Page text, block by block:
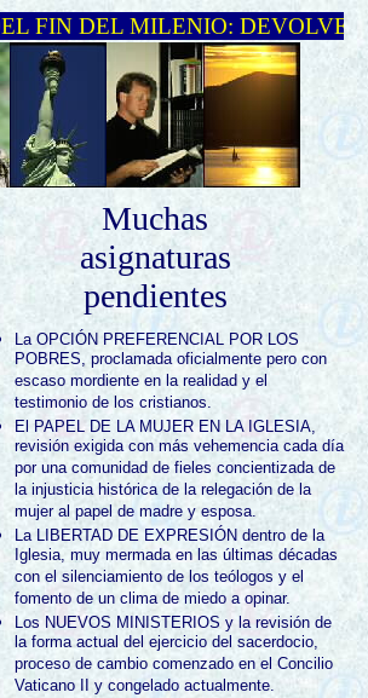
DEL MILENIO: DEVOLVER LO
Muchas
asignaturas
pendientes
La OPCIÓN PREFERENCIAL POR LOS
POBRES, proclamada oficialmente pero con
escaso mordiente en la realidad y el
testimonio de los cristianos.
El PAPEL DE LA MUJER EN LA IGLESIA,
revisión exigida con más vehemencia cada día
por una comunidad de fieles concientizada de
la injusticia histórica de la relegación de la
mujer al papel de madre y esposa.
La LIBERTAD DE EXPRESIÓN dentro de la
Iglesia, muy mermada en las últimas décadas
con el silenciamiento de los teólogos y el
fomento de un clima de miedo a opinar.
Los NUEVOS MINISTERIOS y la revisión de
la forma actual del ejercicio del sacerdocio,
proceso de cambio comenzado en el Concilio
Vaticano II y congelado actualmente.